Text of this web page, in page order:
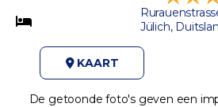
Jülich,
KAART
De getoonde foto's geven een